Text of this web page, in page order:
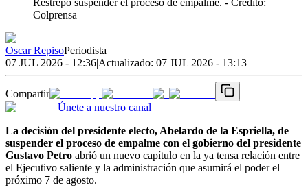
Colprensa
Oscar RepisoPeriodista
07 JUL 2026 - 12:36|Actualizado: 07 JUL 2026 - 13:13
Compartir
Únete a nuestro canal
La decisión del presidente electo, Abelardo de la Espriella, de
suspender el proceso de empalme con el gobierno del presidente
Gustavo Petro abrió un nuevo capítulo en la ya tensa relación entre
el Ejecutivo saliente y la administración que asumirá el poder el
próximo 7 de agosto.